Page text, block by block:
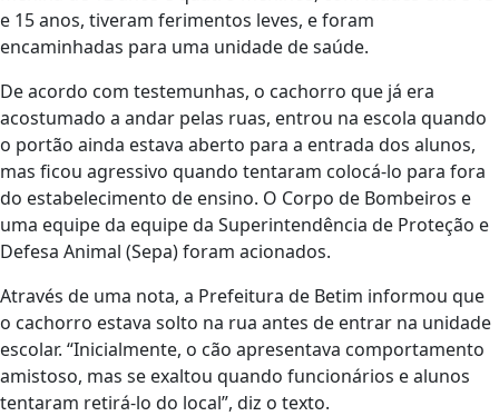
e 15 anos, tiveram ferimentos leves, e foram
encaminhadas para uma unidade de saúde.
De acordo com testemunhas, o cachorro que já era
acostumado a andar pelas ruas, entrou na escola quando
o portão ainda estava aberto para a entrada dos alunos,
mas ficou agressivo quando tentaram colocá-lo para fora
do estabelecimento de ensino. O Corpo de Bombeiros e
uma equipe da equipe da Superintendência de Proteção e
Defesa Animal (Sepa) foram acionados.
Através de uma nota, a Prefeitura de Betim informou que
o cachorro estava solto na rua antes de entrar na unidade
escolar. “Inicialmente, o cão apresentava comportamento
amistoso, mas se exaltou quando funcionários e alunos
tentaram retirá-lo do local”, diz o texto.